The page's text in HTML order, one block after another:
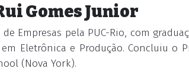
Gomes Junior
Empresas pela PUC-Rio, com
Eletrônica e Produção. Concluiu o
(Nova York).